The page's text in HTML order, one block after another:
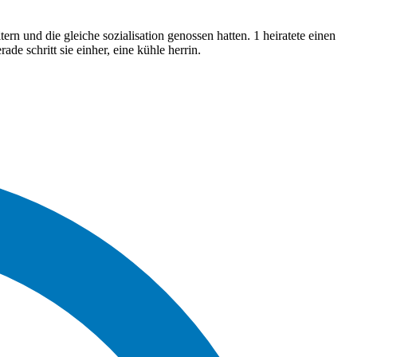
und die gleiche sozialisation genossen hatten. 1 heiratete einen
schritt sie einher, eine kühle herrin.